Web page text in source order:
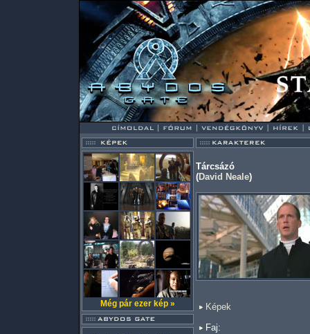
Még pár ezer kép »
Tárcsázó
(David Neale)
Képek
Faj: